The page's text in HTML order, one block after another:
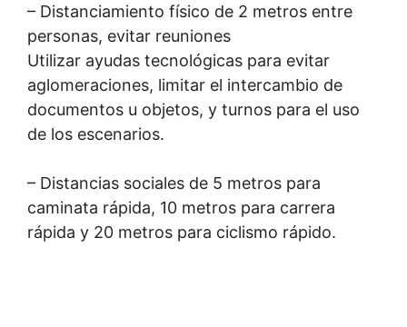
– Distanciamiento físico de 2 metros entre
personas, evitar reuniones
Utilizar ayudas tecnológicas para evitar
aglomeraciones, limitar el intercambio de
documentos u objetos, y turnos para el uso
de los escenarios.
– Distancias sociales de 5 metros para
caminata rápida, 10 metros para carrera
rápida y 20 metros para ciclismo rápido.